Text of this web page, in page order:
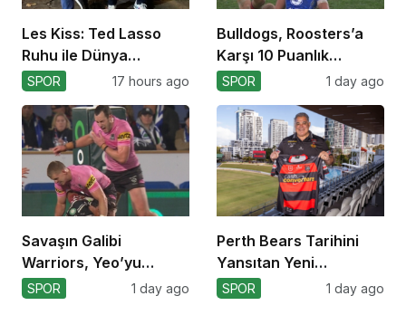
Les Kiss: Ted Lasso
Ruhu ile Dünya
Kupası’na
SPOR 17 hours ago
Bulldogs, Roosters’a
Karşı 10 Puanlık
Avantajı Yitirdi
SPOR 1 day ago
Savaşın Galibi
Warriors, Yeo’yu
Kaybetti!
SPOR 1 day ago
Perth Bears Tarihini
Yansıtan Yeni
Formasını Tanıttı
SPOR 1 day ago